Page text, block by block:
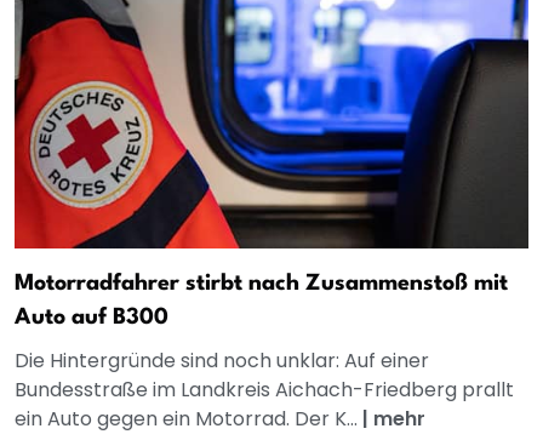
Motorradfahrer stirbt nach Zusammenstoß mit
Auto auf B300
Die Hintergründe sind noch unklar: Auf einer
Bundesstraße im Landkreis Aichach-Friedberg prallt
ein Auto gegen ein Motorrad. Der K... | mehr